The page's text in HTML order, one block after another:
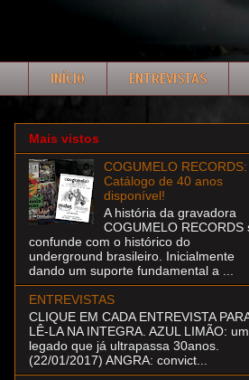
INÍCIO ENTREVISTAS
Mais vistos
COGUMELO RECORDS:
Catálogo de 40 anos
disponível!
A história da gravadora
COGUMELO RECORDS
confunde com o histórico do
underground brasileiro. Inicialmente
dando um suporte fundamental a ...
ENTREVISTAS
CLIQUE EM CADA ENTREVISTA
LÊ-LA NA INTEGRA. AZUL LIMÃO: um
legado que já ultrapassa 30anos.
(22/01/2017) ANGRA: convict...